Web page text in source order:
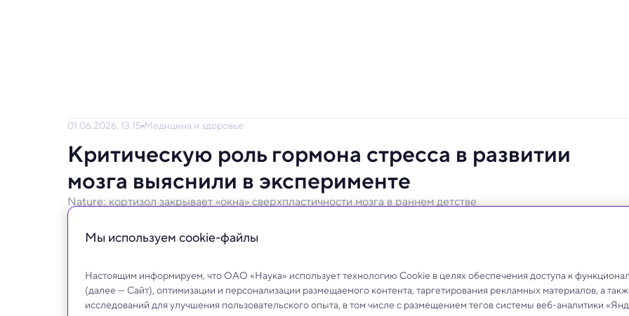
01.06.2026, 13:15 Медицина и здоровье
Критическую роль гормона стресса в развитии
мозга выяснили в эксперименте
Nature: кортизол закрывает «окна» сверхпластичности мозга в раннем детстве
Поэтому в раннем детстве стресс может быть особенно разрушительным.
Мы используем сookie-файлы
Настоящим информируем, что ОАО «Наука» использует технологию Cookie в целях обеспечения доступа к
(далее — Сайт), оптимизации и персонализации размещаемого контента, таргетирования рекламных материалов, а
исследований для улучшения пользовательского опыта, в том числе с размещением тегов системы веб-аналитики